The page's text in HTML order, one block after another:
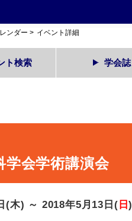
ンダー > イベント詳細
ト検索 学会誌
学会学術講演会
(木) ～ 2018年5月13日( 日)